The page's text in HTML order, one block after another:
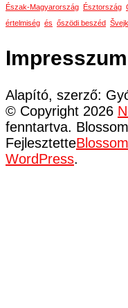
Észak-Magyarország Észtország
értelmiség és őszödi beszéd Švejk
Impresszum
Alapító, szerző:
© Copyright 2026
fenntartva.
Fejlesztette
WordPress.